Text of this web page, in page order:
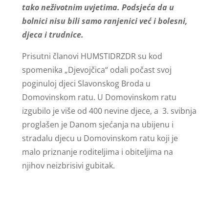
tako neživotnim uvjetima. Podsjeća da u
bolnici nisu bili samo ranjenici već i bolesni,
djeca i trudnice.
Prisutni članovi HUMSTIDRZDR su kod
spomenika „Djevojčica“ odali počast svoj
poginuloj djeci Slavonskog Broda u
Domovinskom ratu. U Domovinskom ratu
izgubilo je više od 400 nevine djece, a 3. svibnja
proglašen je Danom sjećanja na ubijenu i
stradalu djecu u Domovinskom ratu koji je
malo priznanje roditeljima i obiteljima na
njihov neizbrisivi gubitak.